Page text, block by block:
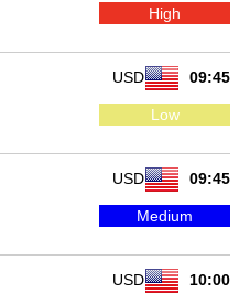
High
09:45
USD
Low
09:45
USD
Medium
10:00
USD